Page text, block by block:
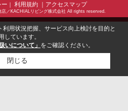
ー ｜ 利用規約 ｜アクセスマップ
／KACHIALリビング株式会社 All rights reserved.
用状況把握、サービス向上検討を目的と
しています。
いについて」 をご確認ください。
閉じる